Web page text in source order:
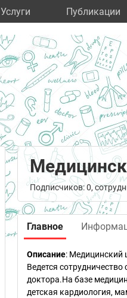
Услуги Публикации
Подписчиков: 0,
Главное
Описание: Медицинский
Ведется
доктора.На базе
детская кардиология,